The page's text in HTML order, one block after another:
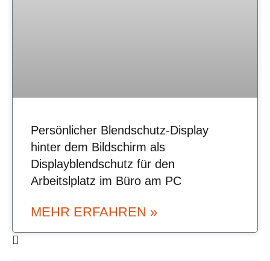
Persönlicher Blendschutz-Display
hinter dem Bildschirm als
Displayblendschutz für den
Arbeitslplatz im Büro am PC
MEHR ERFAHREN »